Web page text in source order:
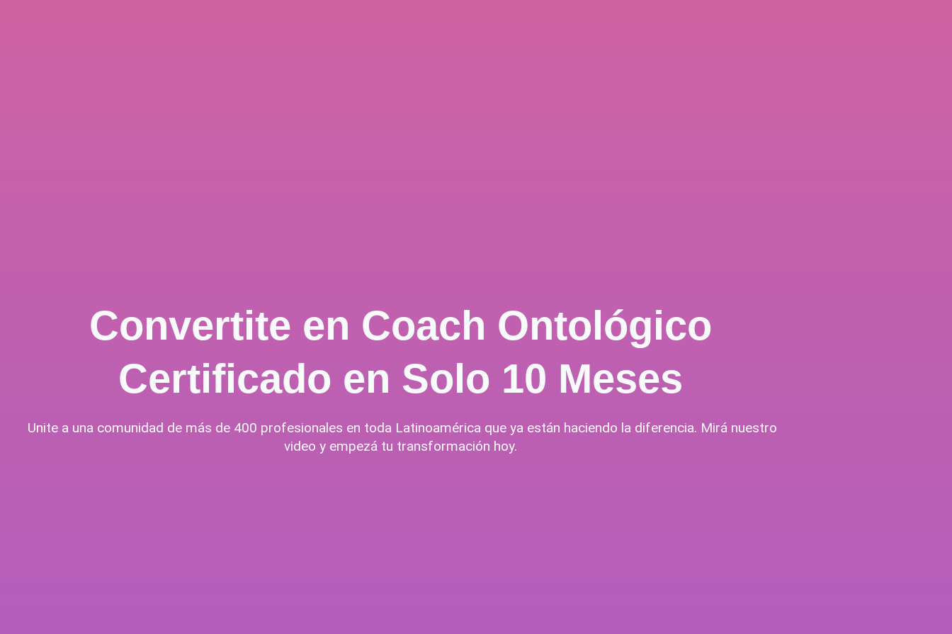
Convertite en Coach Ontológico
Certificado en Solo 10 Meses
Unite a una comunidad de más de 400 profesionales en toda Latinoamérica que ya están haciendo la diferencia. Mirá nuestro
video y empezá tu transformación hoy.